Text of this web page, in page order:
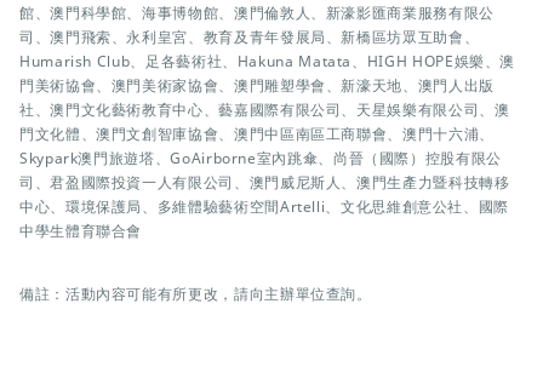
館、澳門科學館、海事博物館、澳門倫敦人、新濠影匯商業服務有限公
司、澳門飛索、永利皇宮、教育及青年發展局、新橋區坊眾互助會、
Humarish Club、足各藝術社、Hakuna Matata、HIGH HOPE娛樂、澳
門美術協會、澳門美術家協會、澳門雕塑學會、新濠天地、澳門人出版
社、澳門文化藝術教育中心、藝嘉國際有限公司、天星娛樂有限公司、澳
門文化體、澳門文創智庫協會、澳門中區南區工商聯會、澳門十六浦、
Skypark澳門旅遊塔、GoAirborne室內跳傘、尚晉（國際）控股有限公
司、君盈國際投資一人有限公司、澳門威尼斯人、澳門生產力暨科技轉移
中心、環境保護局、多維體驗藝術空間Artelli、文化思維創意公社、國際
中學生體育聯合會
備註：活動內容可能有所更改，請向主辦單位查詢。